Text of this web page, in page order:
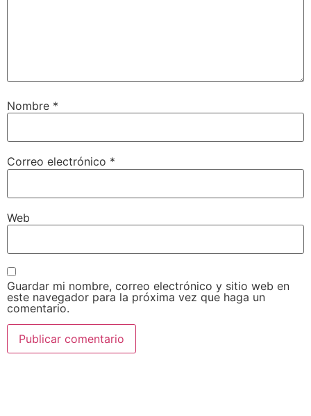
Nombre *
Correo electrónico *
Web
Guardar mi nombre, correo electrónico y sitio web en
este navegador para la próxima vez que haga un
comentario.